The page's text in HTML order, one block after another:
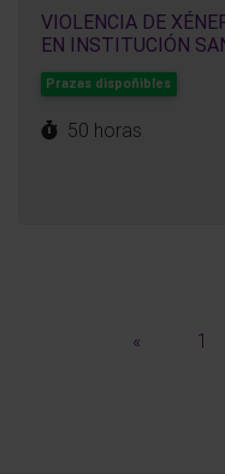
VIOLENCIA DE
EN INSTITUCIÓN
Prazas dispoñibles
50 horas
«Previous1